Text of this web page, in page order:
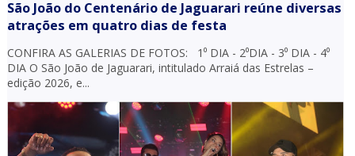
São João do Centenário de Jaguarari reúne diversas
atrações em quatro dias de festa
CONFIRA AS GALERIAS DE FOTOS: 1⁰ DIA - 2⁰DIA - 3⁰ DIA - 4⁰
DIA O São João de Jaguarari, intitulado Arraiá das Estrelas –
edição 2026, e...